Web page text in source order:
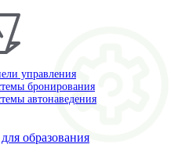
управления
бронирования
автонаведения
образования